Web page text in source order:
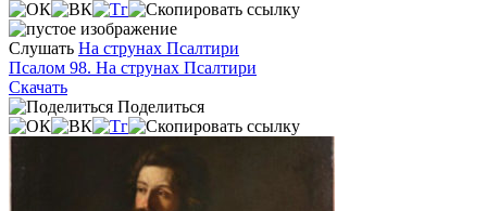
Слушать На струнах Псалтири
Псалом 98. На струнах Псалтири
Скачать
Поделиться